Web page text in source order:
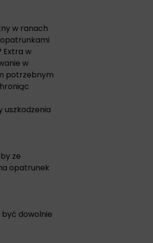
w ranach
Extra w
w
potrzebnym
uszkodzenia
ze
opatrunek
być dowolnie